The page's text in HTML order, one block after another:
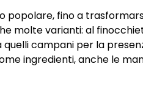
popolare, fino a
molte varianti: al
campani per la
ingredienti, anche le